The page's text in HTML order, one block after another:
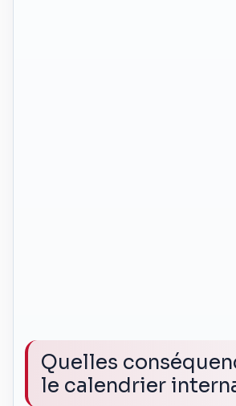
Quelles
le calendrier